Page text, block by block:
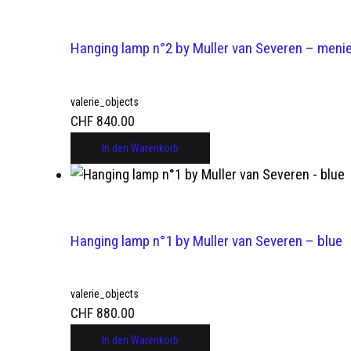
Hanging lamp n°2 by Muller van Severen –
valerie_objects
CHF 840.00
In den Warenkorb
Hanging lamp n°1 by Muller van Severen – blue
valerie_objects
CHF 880.00
In den Warenkorb